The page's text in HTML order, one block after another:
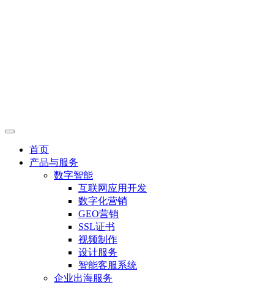
首页
产品与服务
数字智能
互联网应用开发
数字化营销
GEO营销
SSL证书
视频制作
设计服务
智能客服系统
企业出海服务